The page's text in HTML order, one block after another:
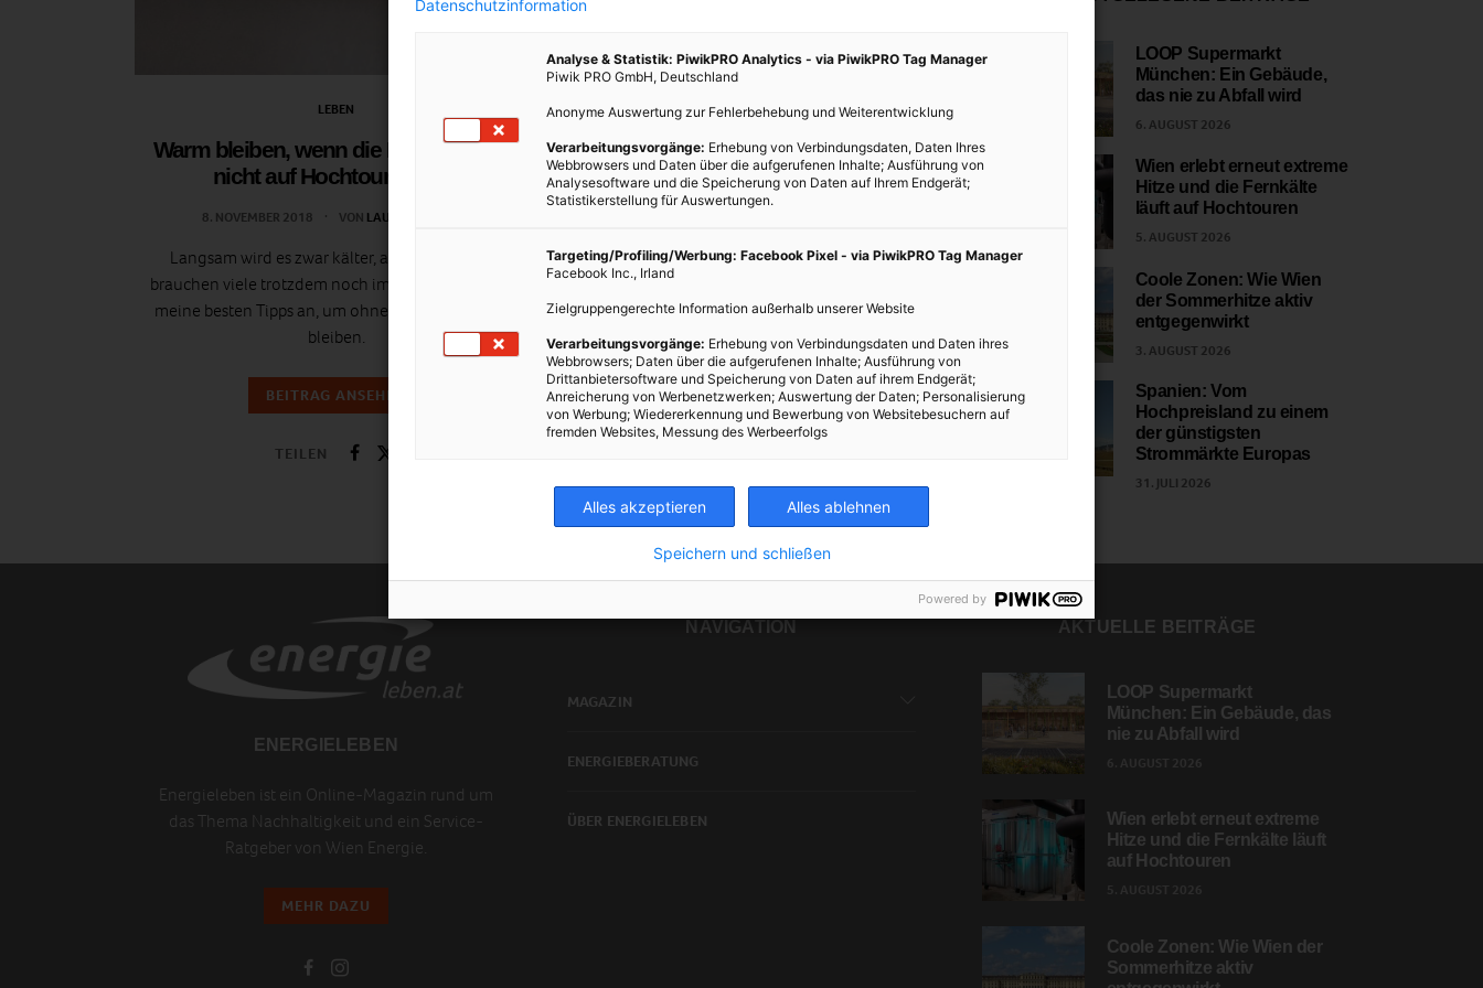
LEBEN
Warm bleiben, wenn die Heizung noch
nicht auf Hochtouren läuft
8. NOVEMBER 2018 VON LAUREL KOENIGER
Langsam wird es zwar kälter, aber die Heizung
brauchen viele trotzdem noch immer nicht. Sieh dir
meine besten Tipps an, um ohne Heizung warm zu
bleiben.
BEITRAG ANSEHEN
TEILEN
LOOP Supermarkt
München: Ein Gebäude,
das nie zu Abfall wird
6. AUGUST 2026
Wien erlebt erneut extreme
Hitze und die Fernkälte
läuft auf Hochtouren
5. AUGUST 2026
Coole Zonen: Wie Wien
der Sommerhitze aktiv
entgegenwirkt
3. AUGUST 2026
Spanien: Vom
Hochpreisland zu einem
der günstigsten
Strommärkte Europas
31. JULI 2026
ENERGIELEBEN
Energieleben ist ein Online-Magazin rund um
das Thema Nachhaltigkeit und ein Service-
Ratgeber von Wien Energie.
MEHR DAZU
NAVIGATION
MAGAZIN
ENERGIEBERATUNG
ÜBER ENERGIELEBEN
AKTUELLE BEITRÄGE
LOOP Supermarkt
München: Ein Gebäude, das
nie zu Abfall wird
Wien erlebt erneut extreme
Hitze und die Fernkälte läuft
auf Hochtouren
Coole Zonen: Wie Wien der
Sommerhitze aktiv
Datenschutzinformation
Analyse & Statistik: PiwikPRO Analytics - via PiwikPRO Tag Manager
Piwik PRO GmbH, Deutschland
Anonyme Auswertung zur Fehlerbehebung und Weiterentwicklung
Verarbeitungsvorgänge: Erhebung von Verbindungsdaten, Daten Ihres
Webbrowsers und Daten über die aufgerufenen Inhalte; Ausführung von
Analysesoftware und die Speicherung von Daten auf Ihrem Endgerät;
Statistikerstellung für Auswertungen.
Targeting/Profiling/Werbung: Facebook Pixel - via PiwikPRO Tag Manager
Facebook Inc., Irland
Zielgruppengerechte Information außerhalb unserer Website
Verarbeitungsvorgänge: Erhebung von Verbindungsdaten und Daten ihres
Webbrowsers; Daten über die aufgerufenen Inhalte; Ausführung von
Drittanbietersoftware und Speicherung von Daten auf ihrem Endgerät;
Anreicherung von Werbenetzwerken; Auswertung der Daten; Personalisierung
von Werbung; Wiedererkennung und Bewerbung von Websitebesuchern auf
fremden Websites, Messung des Werbeerfolgs
Alles akzeptieren Alles ablehnen
Speichern und schließen
Powered by